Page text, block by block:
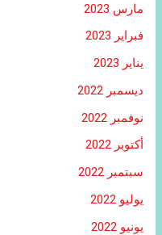
مارس 2023
فبراير 2023
يناير 2023
ديسمبر 2022
نوفمبر 2022
أكتوبر 2022
سبتمبر 2022
يوليو 2022
يونيو 2022